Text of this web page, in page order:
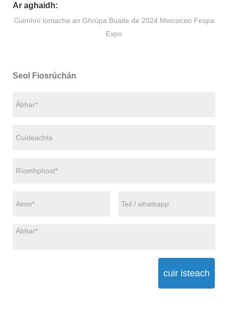
Ar aghaidh:
Cuimhní iontacha an Ghrúpa Buaite de 2024 Meicsiceo Fespa
Expo
Seol Fiosrúchán
cuir isteach